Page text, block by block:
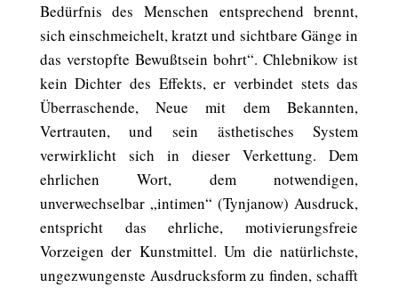
Bedürfnis des Menschen entsprechend brennt,
sich einschmeichelt, kratzt und sichtbare Gänge in
das verstopfte Bewußtsein bohrt“. Chlebnikow ist
kein Dichter des Effekts, er verbindet stets das
Überraschende, Neue mit dem Bekannten,
Vertrauten, und sein ästhetisches System
verwirklicht sich in dieser Verkettung. Dem
ehrlichen Wort, dem notwendigen,
unverwechselbar „intimen“ (Tynjanow) Ausdruck,
entspricht das ehrliche, motivierungsfreie
Vorzeigen der Kunstmittel. Um die natürlichste,
ungezwungenste Ausdrucksform zu finden, schafft